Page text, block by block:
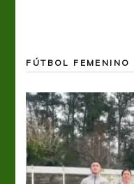
FÚTBOL FEMENINO